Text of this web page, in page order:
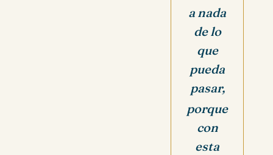
a nada
de lo
que
pueda
pasar,
porque
con
esta